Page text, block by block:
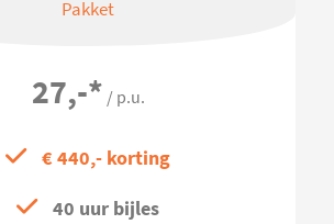
Pakket
27,-* / p.u.
€ 440,- korting
40 uur bijles